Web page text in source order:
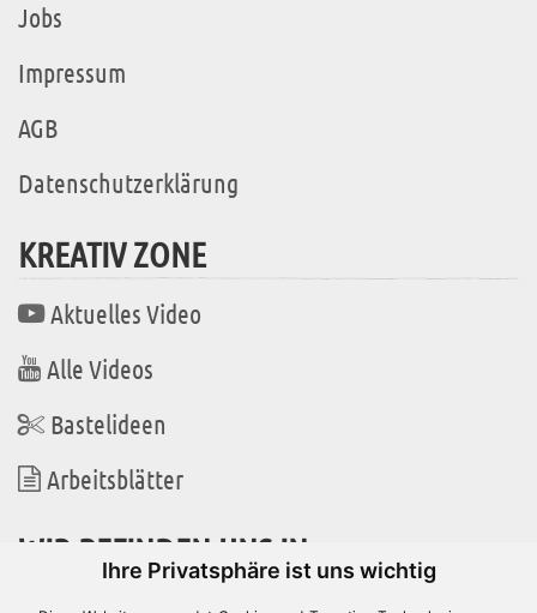
Ihre Privatsphäre ist uns wichtig
Jobs
Impressum
AGB
Datenschutzerklärung
KREATIV ZONE
Aktuelles Video
Alle Videos
Bastelideen
Arbeitsblätter
WIR BEFINDEN UNS IN